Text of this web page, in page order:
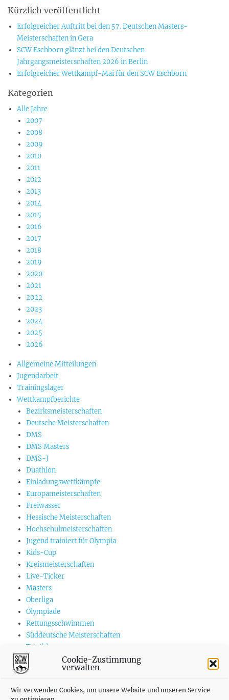
Cookie-Zustimmung
verwalten
Wir verwenden Cookies, um unsere Website und unseren Service
Kürzlich veröffentlicht
Erfolgreicher Auftritt bei den 57. Deutschen Masters-
Meisterschaften in Gera
SCW Eschborn glänzt bei den Deutschen
Jahrgangsmeisterschaften 2026 in Berlin
Erfolgreicher Wettkampf-Mai für den SCW Eschborn
Kategorien
Alle Jahre
2007
2008
2009
2010
2011
2012
2013
2014
2015
2016
2017
2018
2019
2020
2021
2022
2023
2024
2025
2026
Allgemeine Mitteilungen
Jugendarbeit
Trainingslager
Wettkampfberichte
Bezirksmeisterschaften
Deutsche Meisterschaften
DMS
DMS Masters
DMS-J
Duathlon
Einladungswettkämpfe
Europameisterschaften
Freiwasser
Hessische Meisterschaften
Hochschulmeisterschaften
Jugend trainiert für Olympia
Kids-Cup
Kreismeisterschaften
Live-Ticker
Masters
Oberliga
Olympiade
Rettungsschwimmen
Süddeutsche Meisterschaften
Triathlon
US-Championships
Vereinswettkämpfe